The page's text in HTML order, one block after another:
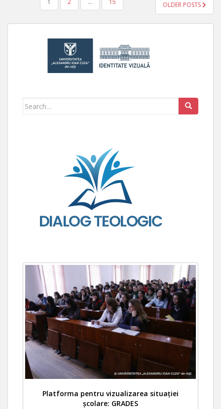
PAGINAȚIE ARTICOLE
1 2 … 15 OLDER POSTS
Search for:
Platforma pentru vizualizarea situației
școlare: GRADES